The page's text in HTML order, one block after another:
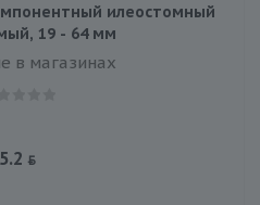
илеостомный
19 - 64 мм
в магазинах
5.2